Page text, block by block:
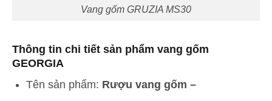
Vang gốm GRUZIA MS30
Thông tin chi tiết sản phẩm vang gốm
GEORGIA
Tên sản phẩm: Rượu vang gốm –